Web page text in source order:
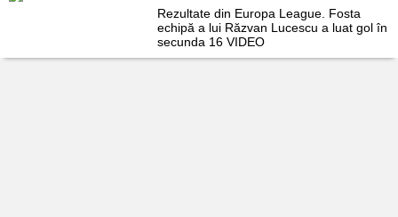
Rezultate din Europa League. Fosta
echipă a lui Răzvan Lucescu a luat gol în
secunda 16 VIDEO